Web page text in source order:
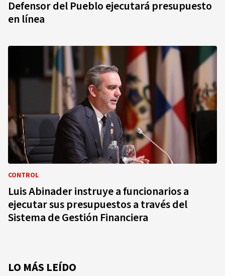
Defensor del Pueblo ejecutará presupuesto
en línea
CONTROL
Luis Abinader instruye a funcionarios a
ejecutar sus presupuestos a través del
Sistema de Gestión Financiera
LO MÁS LEÍDO